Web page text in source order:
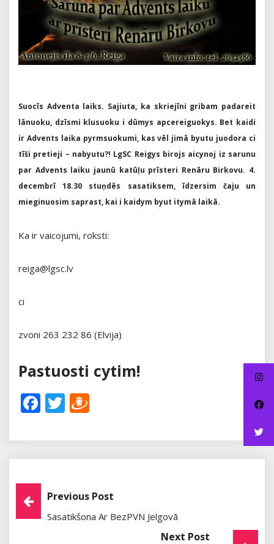
Suocīs Adventa laiks. Sajiuta, ka skriejīni gribam padareit
lānuoku, dzīsmi klusuoku i dūmys apcereiguokys. Bet kaidi
ir Advents laika pyrmsuokumi, kas vēl jimā byutu juodora ci
tīši pretieji – nabyutu?! LgSC Reigys birojs aicynoj iz sarunu
par Advents laiku jaunū katūļu prīsteri Renāru Birkovu. 4.
decembrī 18.30 stuņdēs sasatiksem, īdzersim čaju un
mieginuosim saprast, kai i kaidym byut itymā laikā.
Ka ir vaicojumi, roksti:
reiga@lgsc.lv
ci
zvoni 263 232 86 (Elvija)
Pastuosti cytim!
Facebook
Twitter
Post
Navigation
Previous Post
Sasatikšona Ar BezPVN Jelgovā
Next Post